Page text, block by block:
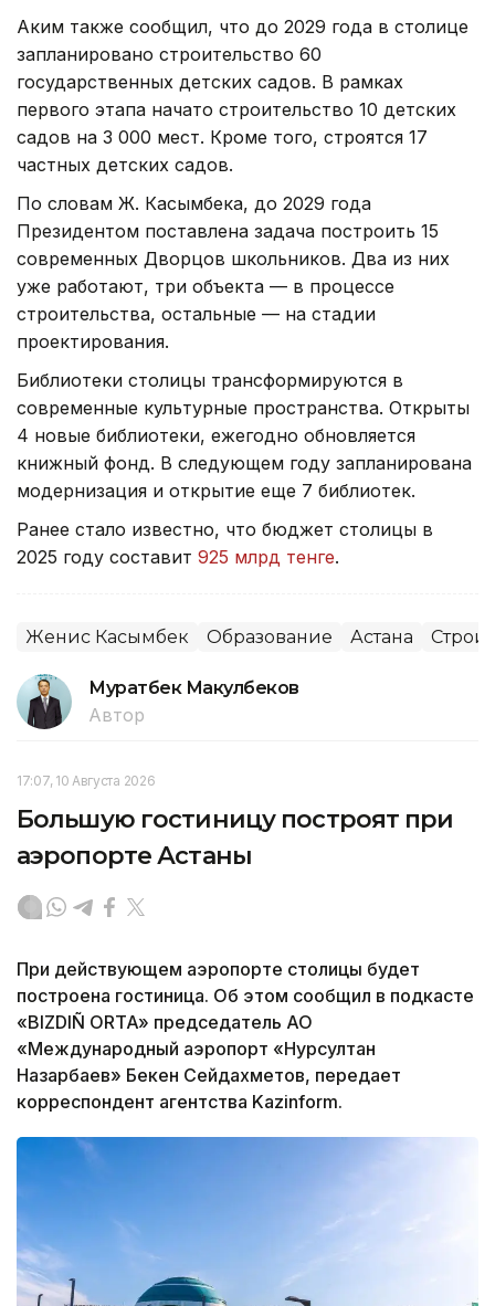
Аким также сообщил, что до 2029 года в столице
запланировано строительство 60
государственных детских садов. В рамках
первого этапа начато строительство 10 детских
садов на 3 000 мест. Кроме того, строятся 17
частных детских садов.
По словам Ж. Касымбека, до 2029 года
Президентом поставлена задача построить 15
современных Дворцов школьников. Два из них
уже работают, три объекта — в процессе
строительства, остальные — на стадии
проектирования.
Библиотеки столицы трансформируются в
современные культурные пространства. Открыты
4 новые библиотеки, ежегодно обновляется
книжный фонд. В следующем году запланирована
модернизация и открытие еще 7 библиотек.
Ранее стало известно, что бюджет столицы в
2025 году составит 925 млрд тенге.
Женис Касымбек Образование Астана
Муратбек Макулбеков
Автор
17:07, 10 Августа 2026
Большую гостиницу построят при
аэропорте Астаны
При действующем аэропорте столицы будет
построена гостиница. Об этом сообщил в подкасте
«BIZDIÑ ORTA» председатель АО
«Международный аэропорт «Нурсултан
Назарбаев» Бекен Сейдахметов, передает
корреспондент агентства Kazinform.